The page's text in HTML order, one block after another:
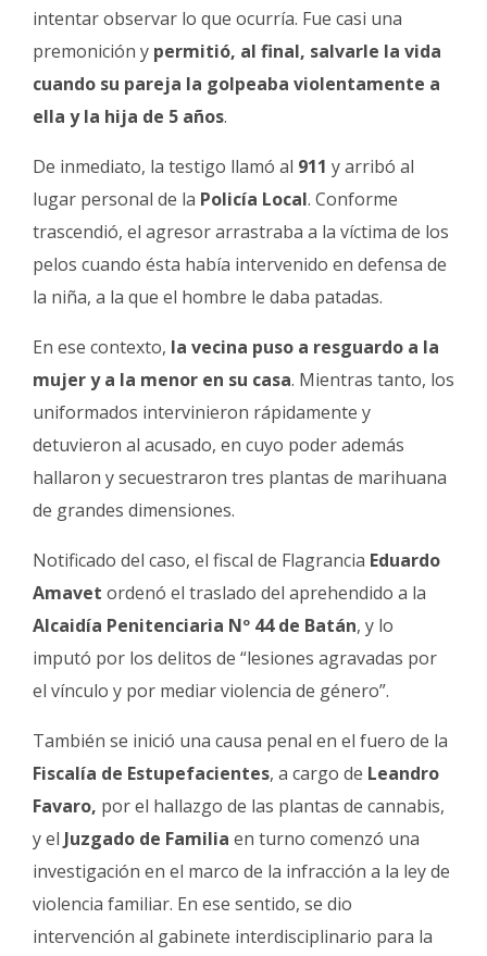
intentar observar lo que ocurría. Fue casi una
premonición y permitió, al final, salvarle la vida
cuando su pareja la golpeaba violentamente a
ella y la hija de 5 años.
De inmediato, la testigo llamó al 911 y arribó al
lugar personal de la Policía Local. Conforme
trascendió, el agresor arrastraba a la víctima de los
pelos cuando ésta había intervenido en defensa de
la niña, a la que el hombre le daba patadas.
En ese contexto, la vecina puso a resguardo a la
mujer y a la menor en su casa. Mientras tanto, los
uniformados intervinieron rápidamente y
detuvieron al acusado, en cuyo poder además
hallaron y secuestraron tres plantas de marihuana
de grandes dimensiones.
Notificado del caso, el fiscal de Flagrancia Eduardo
Amavet ordenó el traslado del aprehendido a la
Alcaidía Penitenciaria Nº 44 de Batán, y lo
imputó por los delitos de “lesiones agravadas por
el vínculo y por mediar violencia de género”.
También se inició una causa penal en el fuero de la
Fiscalía de Estupefacientes, a cargo de Leandro
Favaro, por el hallazgo de las plantas de cannabis,
y el Juzgado de Familia en turno comenzó una
investigación en el marco de la infracción a la ley de
violencia familiar. En ese sentido, se dio
intervención al gabinete interdisciplinario para la